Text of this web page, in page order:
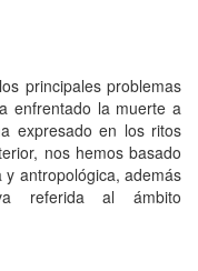
principales problemas
enfrentado la muerte a
expresado en los ritos
nos hemos basado
antropológica, además
referida al ámbito